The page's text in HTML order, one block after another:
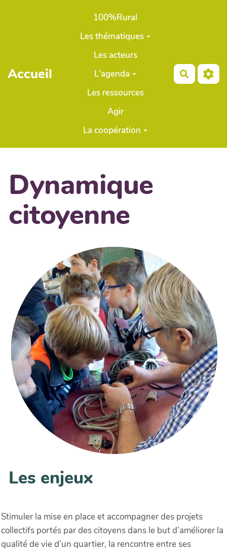
Aller au contenu principal
Accueil
100%Rural
Les thématiques
Les acteurs
L'agenda
Les ressources
Agir
La coopération
Dynamique
citoyenne
Les enjeux
Stimuler la mise en place et accompagner des projets
collectifs portés par des citoyens dans le but d’améliorer la
qualité de vie d’un quartier, la rencontre entre ses